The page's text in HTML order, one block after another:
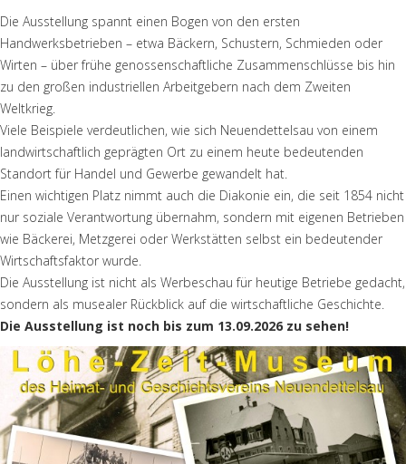
Die Ausstellung spannt einen Bogen von den ersten
Handwerksbetrieben – etwa Bäckern, Schustern, Schmieden oder
Wirten – über frühe genossenschaftliche Zusammenschlüsse bis hin
zu den großen industriellen Arbeitgebern nach dem Zweiten
Weltkrieg.
Viele Beispiele verdeutlichen, wie sich Neuendettelsau von einem
landwirtschaftlich geprägten Ort zu einem heute bedeutenden
Standort für Handel und Gewerbe gewandelt hat.
Einen wichtigen Platz nimmt auch die Diakonie ein, die seit 1854 nicht
nur soziale Verantwortung übernahm, sondern mit eigenen Betrieben
wie Bäckerei, Metzgerei oder Werkstätten selbst ein bedeutender
Wirtschaftsfaktor wurde.
Die Ausstellung ist nicht als Werbeschau für heutige Betriebe gedacht,
sondern als musealer Rückblick auf die wirtschaftliche Geschichte.
Die Ausstellung ist noch bis zum 13.09.2026 zu sehen!